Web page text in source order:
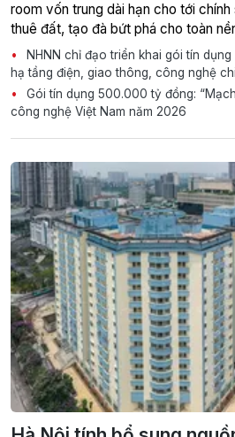
room vốn trung dài hạn cho tới chính
thuê đất, tạo đà bứt phá cho toàn
NHNN chỉ đạo triển khai gói tín
hạ tầng điện, giao thông, công nghệ
Gói tín dụng 500.000 tỷ đồng:
công nghệ Việt Nam năm 2026